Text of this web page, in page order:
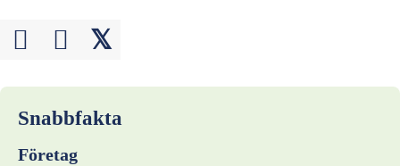
𝕏
Snabbfakta
Företag